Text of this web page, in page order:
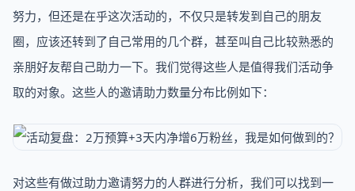
努力，但还是在乎这次活动的，不仅只是转发到自己的朋友
圈，应该还转到了自己常用的几个群，甚至叫自己比较熟悉的
亲朋好友帮自己助力一下。我们觉得这些人是值得我们活动争
取的对象。这些人的邀请助力数量分布比例如下：
对这些有做过助力邀请努力的人群进行分析，我们可以找到一